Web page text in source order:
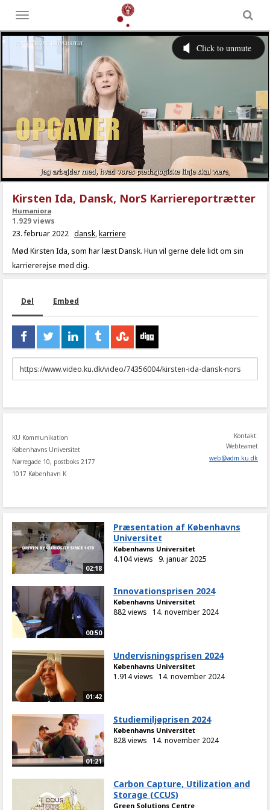
Toggle
menu
Kirsten Ida, Dansk, NorS Karriereportrætter
Humaniora
1.929 views
23. februar 2022 dansk,karriere
Mød Kirsten Ida, som har læst Dansk. Hun vil gerne dele lidt om sin
karriererejse med dig.
Del Embed
URL
to
KU Kommunikation
Københavns Universitet
Nørregade 10, postboks 2177
1017 København K
Kontakt:
Webteamet
web@adm.ku.dk
02:18
Præsentation af Københavns
Universitet
Københavns Universitet
4.104 views 9. januar 2025
00:50
Innovationsprisen 2024
Københavns Universitet
882 views 14. november 2024
01:42
Undervisningsprisen 2024
Københavns Universitet
1.914 views 14. november 2024
01:21
Studiemiljøprisen 2024
Københavns Universitet
828 views 14. november 2024
Carbon Capture, Utilization and
Storage (CCUS)
Green Solutions Centre